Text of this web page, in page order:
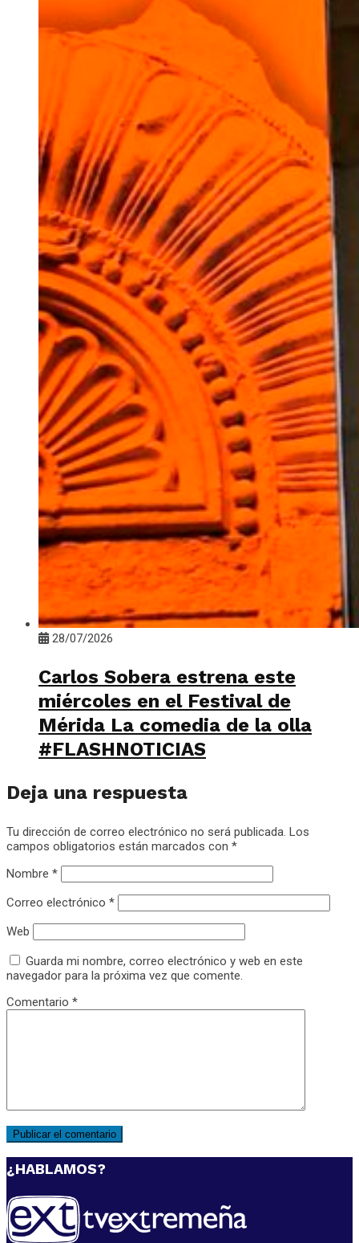
28/07/2026
Carlos Sobera estrena este
miércoles en el Festival de
Mérida La comedia de la olla
#FLASHNOTICIAS
Deja una respuesta
Tu dirección de correo electrónico no será publicada. Los
campos obligatorios están marcados con *
Nombre *
Correo electrónico *
Web
Guarda mi nombre, correo electrónico y web en este
navegador para la próxima vez que comente.
Comentario *
¿HABLAMOS?